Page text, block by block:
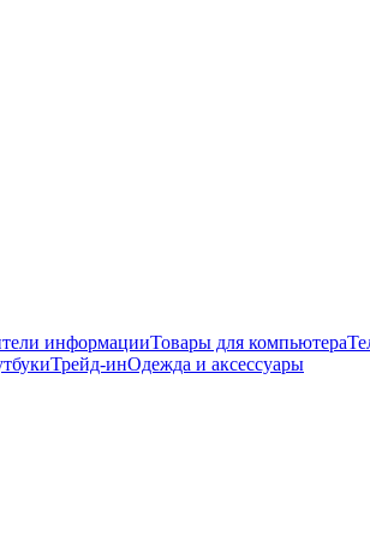
информацииТовары для компьютера
Трейд-инОдежда и аксессуары